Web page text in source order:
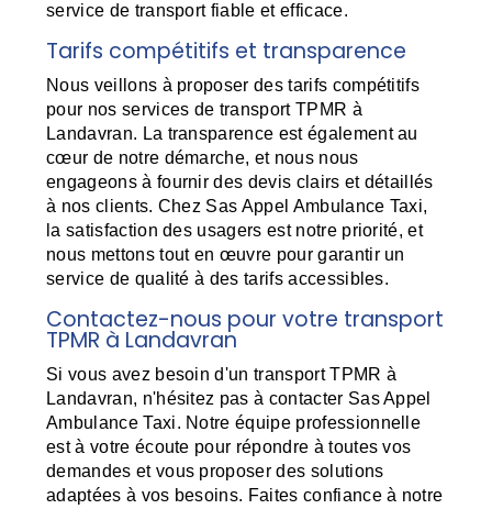
service de transport fiable et efficace.
Tarifs compétitifs et transparence
Nous veillons à proposer des tarifs compétitifs
pour nos services de transport TPMR à
Landavran. La transparence est également au
cœur de notre démarche, et nous nous
engageons à fournir des devis clairs et détaillés
à nos clients. Chez Sas Appel Ambulance Taxi,
la satisfaction des usagers est notre priorité, et
nous mettons tout en œuvre pour garantir un
service de qualité à des tarifs accessibles.
Contactez-nous pour votre transport
TPMR à Landavran
Si vous avez besoin d'un transport TPMR à
Landavran, n'hésitez pas à contacter Sas Appel
Ambulance Taxi. Notre équipe professionnelle
est à votre écoute pour répondre à toutes vos
demandes et vous proposer des solutions
adaptées à vos besoins. Faites confiance à notre